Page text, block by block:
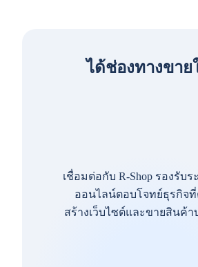
ได้ช่องทางขาย
เชื่อมต่อกับ R-Shop รองรับ
ออนไลน์ตอบโจทย์ธุรกิจที่
สร้างเว็บไซต์และขายสินค้า